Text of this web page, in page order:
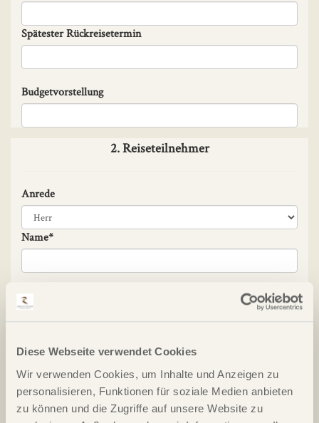
Diese Webseite verwendet Cookies
Wir verwenden Cookies, um Inhalte und Anzeigen zu
personalisieren, Funktionen für soziale Medien anbieten
zu können und die Zugriffe auf unsere Website zu
Spätester Rückreisetermin
Budgetvorstellung
2. Reiseteilnehmer
Anrede
Name*
Handicap